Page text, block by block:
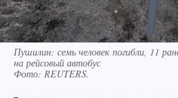
Пушилин: семь человек погибли, 11
на рейсовый автобус
Фото: REUTERS.